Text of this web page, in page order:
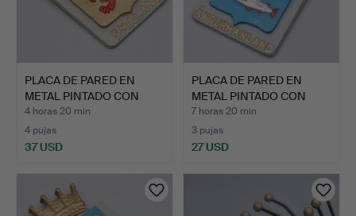
PLACA DE PARED EN
METAL PINTADO CON
MOTIVO…
4 horas 20 min
4 pujas
37 USD
PLACA DE PARED EN
METAL PINTADO CON
MOTIVO…
7 horas 20 min
3 pujas
27 USD